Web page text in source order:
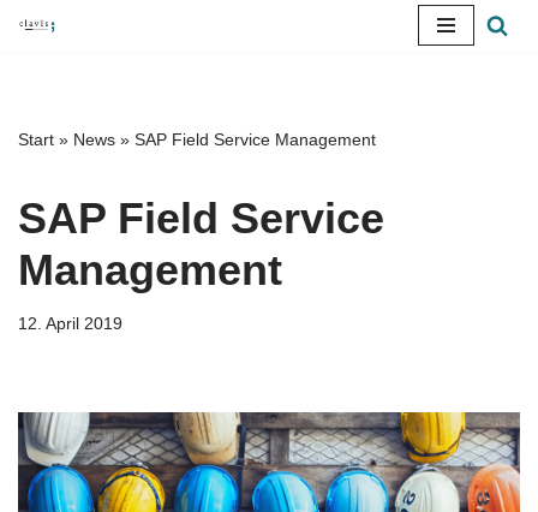
springen
Start » News » SAP Field Service Management
SAP Field Service
Management
12. April 2019